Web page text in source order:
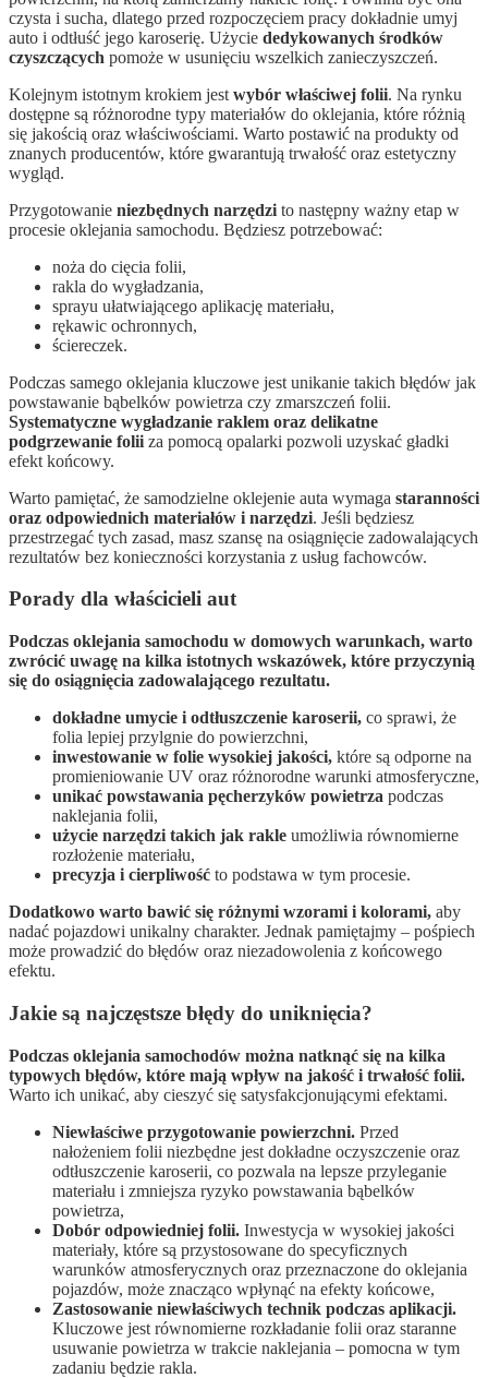
czysta i sucha, dlatego przed rozpoczęciem pracy dokładnie umyj
auto i odtłuść jego karoserię. Użycie dedykowanych środków
czyszczących pomoże w usunięciu wszelkich zanieczyszczeń.
Kolejnym istotnym krokiem jest wybór właściwej folii. Na rynku
dostępne są różnorodne typy materiałów do oklejania, które różnią
się jakością oraz właściwościami. Warto postawić na produkty od
znanych producentów, które gwarantują trwałość oraz estetyczny
wygląd.
Przygotowanie niezbędnych narzędzi to następny ważny etap w
procesie oklejania samochodu. Będziesz potrzebować:
noża do cięcia folii,
rakla do wygładzania,
sprayu ułatwiającego aplikację materiału,
rękawic ochronnych,
ściereczek.
Podczas samego oklejania kluczowe jest unikanie takich błędów jak
powstawanie bąbelków powietrza czy zmarszczeń folii.
Systematyczne wygładzanie raklem oraz delikatne
podgrzewanie folii za pomocą opalarki pozwoli uzyskać gładki
efekt końcowy.
Warto pamiętać, że samodzielne oklejenie auta wymaga staranności
oraz odpowiednich materiałów i narzędzi. Jeśli będziesz
przestrzegać tych zasad, masz szansę na osiągnięcie zadowalających
rezultatów bez konieczności korzystania z usług fachowców.
Porady dla właścicieli aut
Podczas oklejania samochodu w domowych warunkach, warto
zwrócić uwagę na kilka istotnych wskazówek, które przyczynią
się do osiągnięcia zadowalającego rezultatu.
dokładne umycie i odtłuszczenie karoserii, co sprawi, że
folia lepiej przylgnie do powierzchni,
inwestowanie w folie wysokiej jakości, które są odporne na
promieniowanie UV oraz różnorodne warunki atmosferyczne,
unikać powstawania pęcherzyków powietrza podczas
naklejania folii,
użycie narzędzi takich jak rakle umożliwia równomierne
rozłożenie materiału,
precyzja i cierpliwość to podstawa w tym procesie.
Dodatkowo warto bawić się różnymi wzorami i kolorami, aby
nadać pojazdowi unikalny charakter. Jednak pamiętajmy – pośpiech
może prowadzić do błędów oraz niezadowolenia z końcowego
efektu.
Jakie są najczęstsze błędy do uniknięcia?
Podczas oklejania samochodów można natknąć się na kilka
typowych błędów, które mają wpływ na jakość i trwałość folii.
Warto ich unikać, aby cieszyć się satysfakcjonującymi efektami.
Niewłaściwe przygotowanie powierzchni. Przed
nałożeniem folii niezbędne jest dokładne oczyszczenie oraz
odtłuszczenie karoserii, co pozwala na lepsze przyleganie
materiału i zmniejsza ryzyko powstawania bąbelków
powietrza,
Dobór odpowiedniej folii. Inwestycja w wysokiej jakości
materiały, które są przystosowane do specyficznych
warunków atmosferycznych oraz przeznaczone do oklejania
pojazdów, może znacząco wpłynąć na efekty końcowe,
Zastosowanie niewłaściwych technik podczas aplikacji.
Kluczowe jest równomierne rozkładanie folii oraz staranne
usuwanie powietrza w trakcie naklejania – pomocna w tym
zadaniu będzie rakla.